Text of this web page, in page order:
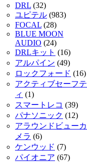
DRL (32)
ユピテル (983)
FOCAL (28)
BLUE MOON
AUDIO (24)
DRLキット (16)
アルパイン (49)
ロックフォード (16)
アクティブセーフテ
ィ (1)
スマートレコ (39)
パナソニック (12)
アラウンドビューカ
メラ (6)
ケンウッド (7)
パイオニア (67)